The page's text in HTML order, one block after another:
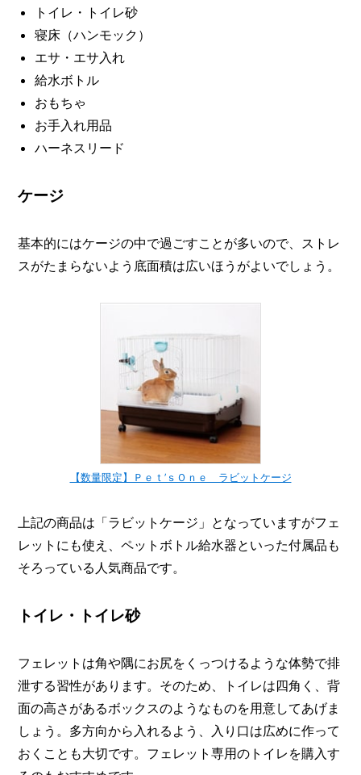
トイレ・トイレ砂
寝床（ハンモック）
エサ・エサ入れ
給水ボトル
おもちゃ
お手入れ用品
ハーネスリード
ケージ
基本的にはケージの中で過ごすことが多いので、ストレ
スがたまらないよう底面積は広いほうがよいでしょう。
【数量限定】Ｐｅｔ’ｓＯｎｅ ラビットケージ
上記の商品は「ラビットケージ」となっていますがフェ
レットにも使え、ペットボトル給水器といった付属品も
そろっている人気商品です。
トイレ・トイレ砂
フェレットは角や隅にお尻をくっつけるような体勢で排
泄する習性があります。そのため、トイレは四角く、背
面の高さがあるボックスのようなものを用意してあげま
しょう。多方向から入れるよう、入り口は広めに作って
おくことも大切です。フェレット専用のトイレを購入す